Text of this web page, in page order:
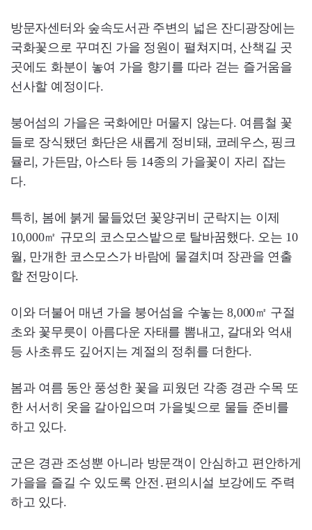
방문자센터와 숲속도서관 주변의 넓은 잔디광장에는
국화꽃으로 꾸며진 가을 정원이 펼쳐지며, 산책길 곳
곳에도 화분이 놓여 가을 향기를 따라 걷는 즐거움을
선사할 예정이다.
붕어섬의 가을은 국화에만 머물지 않는다. 여름철 꽃
들로 장식됐던 화단은 새롭게 정비돼, 코레우스, 핑크
뮬리, 가든맘, 아스타 등 14종의 가을꽃이 자리 잡는
다.
특히, 봄에 붉게 물들었던 꽃양귀비 군락지는 이제
10,000㎡ 규모의 코스모스밭으로 탈바꿈했다. 오는 10
월, 만개한 코스모스가 바람에 물결치며 장관을 연출
할 전망이다.
이와 더불어 매년 가을 붕어섬을 수놓는 8,000㎡ 구절
초와 꽃무릇이 아름다운 자태를 뽐내고, 갈대와 억새
등 사초류도 깊어지는 계절의 정취를 더한다.
봄과 여름 동안 풍성한 꽃을 피웠던 각종 경관 수목 또
한 서서히 옷을 갈아입으며 가을빛으로 물들 준비를
하고 있다.
군은 경관 조성뿐 아니라 방문객이 안심하고 편안하게
가을을 즐길 수 있도록 안전․편의시설 보강에도 주력
하고 있다.